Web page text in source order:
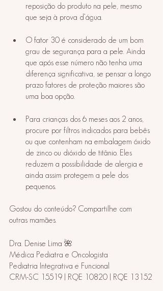
reposição do produto na pele, mesmo
que seja à prova d’água.
O fator 30 é considerado de um bom
grau de segurança para a pele. Ainda
que após esse número não tenha uma
diferença significativa, se pensar a longo
prazo fatores de proteção maiores são
uma boa opção.
Para crianças dos 6 meses aos 2 anos,
procure por filtros indicados para bebês
ou que contenham na embalagem óxido
de zinco ou dióxido de titânio. Eles
reduzem a possibilidade de alergia e
ainda assim protegem a pele dos
pequenos.⠀
Gostou do conteúdo? Compartilhe com
outras mamães.
Dra. Denise Lima 🌺
Médica Pediatra e Oncologista
Pediatria Integrativa e Funcional
CRM-SC 15519 | RQE 10820 | RQE 13152